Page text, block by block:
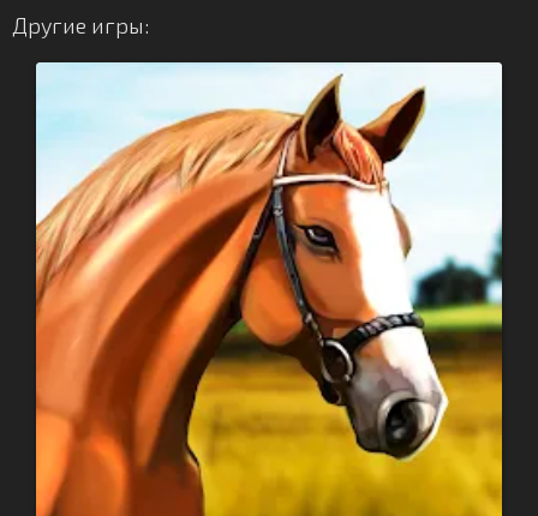
Другие игры: